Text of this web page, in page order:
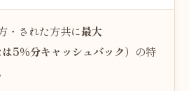
・された方共に最大
5％分キャッシュバック） の特